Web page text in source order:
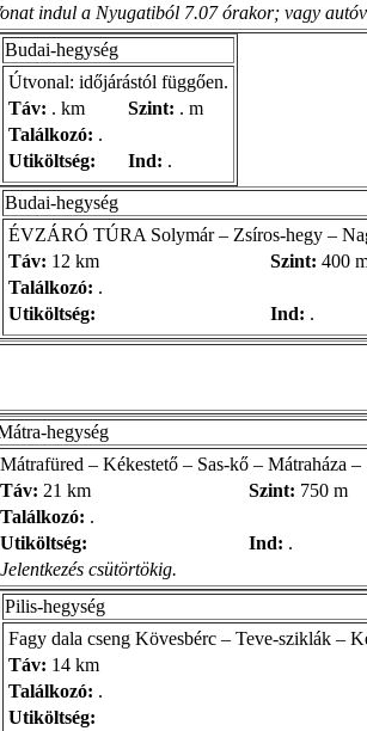
indul a Nyugatiból 7.07 órakor; vagy
Budai-hegység
Útvonal: időjárástól függően.
Táv: . km Szint: . m
Találkozó: .
Utiköltség:
Ind: .
Budai-hegység
ÉVZÁRÓ TÚRA Solymár – Zsíros-hegy –
Táv: 12 km Szint: 400
Találkozó: .
Utiköltség:
Ind: .
hegység
Mátrafüred – Kékestető – Sas-kő – Mátraháza
Táv: 21 km Szint: 750 m
Találkozó: .
Utiköltség:
Ind: .
Jelentkezés csütörtökig.
Pilis-hegység
Fagy dala cseng Kövesbérc – Teve-sziklák –
Táv: 14 km
Találkozó: .
Utiköltség: